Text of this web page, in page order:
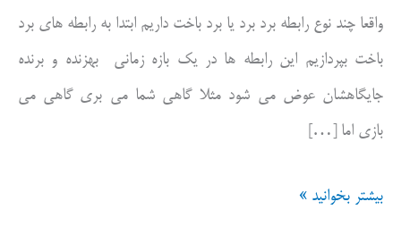
واقعا چند نوع رابطه برد برد یا برد باخت داریم ابتدا به رابطه های برد
باخت بپردازیم این رابطه ها در یک بازه زمانی بهزنده و برنده
جایگاهشان عوض می شود مثلا گاهی شما می بری گاهی می
بازی اما […]
رابطه
بیشتر بخوانید »